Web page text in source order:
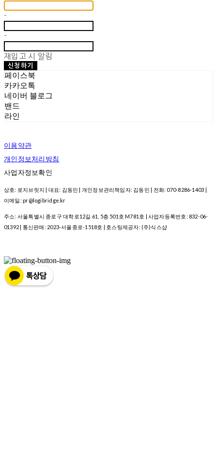
-
-
재입고 시 알림
신청하기
페이스북
카카오톡
네이버 블로그
밴드
라인
이용약관
개인정보처리방침
사업자정보확인
상호: 로지브릿지 | 대표: 김동민 | 개인정보관리책임자: 김동민 | 전화: 070-8286-1403 |
이메일: pr@logibridge.kr
주소: 서울특별시 종로구 대학로12길 61, 5층 501호 M781호 | 사업자등록번호: 832-06-
01392 | 통신판매: 2023-서울종로-1518호 | 호스팅제공자: (주)식스샵